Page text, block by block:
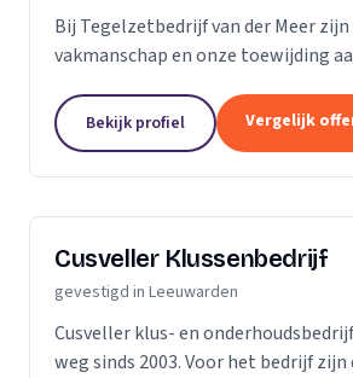
Bij Tegelzetbedrijf van der Meer
vakmanschap en onze toewijding
we ons door onze aandacht voor
Bekijk profiel Vergelijk
Cusveller Klussenbedrijf
gevestigd in Leeuwarden
Cusveller klus- en
weg sinds 2003. Voor het bedrijf zijn